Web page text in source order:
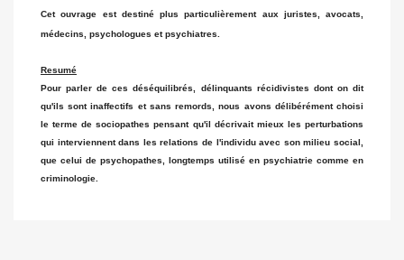
Cet ouvrage est destiné plus particulièrement aux juristes, avocats,
médecins, psychologues et psychiatres.
Resumé
Pour parler de ces déséquilibrés, délinquants récidivistes dont on dit
qu'ils sont inaffectifs et sans remords, nous avons délibérément choisi
le terme de sociopathes pensant qu'il décrivait mieux les perturbations
qui interviennent dans les relations de l'individu avec son milieu social,
que celui de psychopathes, longtemps utilisé en psychiatrie comme en
criminologie.